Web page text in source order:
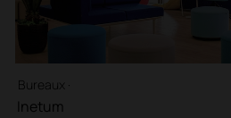
Bureaux ·
Inetum